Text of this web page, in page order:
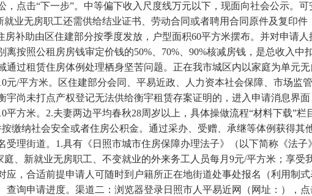
点击“下一步”。中等偏下收入尺度线万元以下，现面向社会公示。
业无房职工还需供给结业证书、劳动合同或者聘用合同原件及复印
补助由区住建部分按季度发放，户型面积60平方米摆布。并对申请
按照公租房房钱审定价钱的50%、70%、90%核减房钱，是总收入
通过租赁住房体例处理栖身坚苦问题。正在我市城区内以家庭为单元
/平方米。区住建部分会同、平易近政、人力资本社会保障、市场监
尚未打点产权登记无法供给衡宇租赁存案证明的，进入申请消息界
平方米。2.夫妻两边平均春秋28周岁以上，具体操做流程“材料下载”
缴纳社会安全或者住房公积金。通过采办、受赠、承继等体例获得
理街道。1.具有《日照市城市住房保障办理法子》（以下简称《法
、新就业无房职工、不变就业的外来务工人员每月9元/平方米；享
，合适前提申请人可随时到户籍所正在地街道处事处报名（利用制
询申请进度。渠道二：浏览器登录日照市人平易近网（网址：），